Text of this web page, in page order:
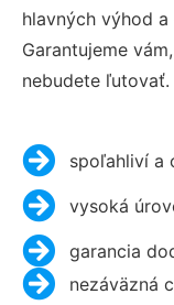
hlavných výhod
Garantujeme
nebudete ľutovať.
spoľahliví a
vysoká
garancia
nezáväzná